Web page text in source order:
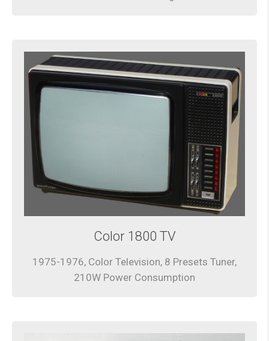
Color 1800 TV
1975-1976, Color Television, 8 Presets Tuner,
210W Power Consumption